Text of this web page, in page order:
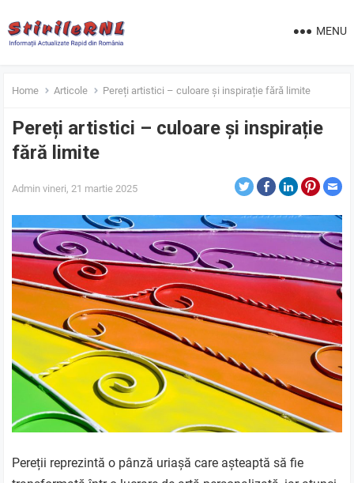
MENU
Home Articole Pereți artistici – culoare și inspirație fără limite
Pereți artistici – culoare și inspirație
fără limite
Admin vineri, 21 martie 2025
Pereții reprezintă o pânză uriașă care așteaptă să fie